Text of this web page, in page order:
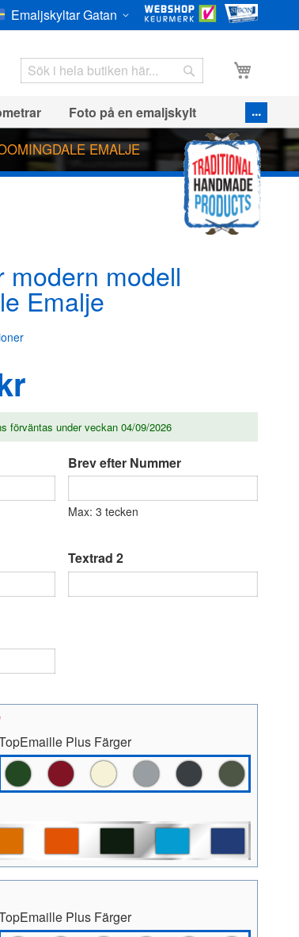
Hoppa
Emaljskyltar Gatan
Search
Foto på en emaljskylt
väggram
Emalj Klockor
EMALJE
modern modell
Emalje
förväntas under veckan 04/09/2026
Brev efter Nummer
Max: 3 tecken
Textrad 2
Plus Färger
Plus Färger